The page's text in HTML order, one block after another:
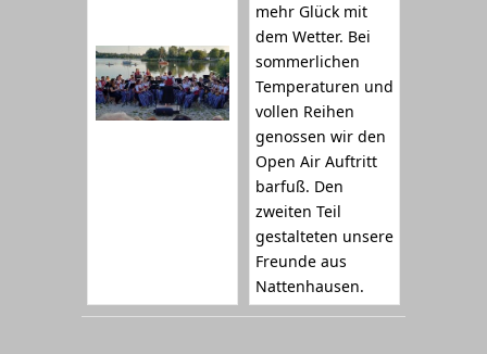
mehr Glück mit
dem Wetter. Bei
sommerlichen
Temperaturen und
vollen Reihen
genossen wir den
Open Air Auftritt
barfuß. Den
zweiten Teil
gestalteten unsere
Freunde aus
Nattenhausen.